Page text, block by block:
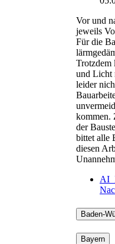
Vor und
jeweils
Für die
Trotzdem
und Licht
leider
kommen.
der
bittet alle
diesen
Baden-
Bayern